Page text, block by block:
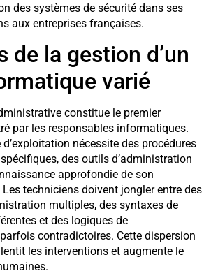
des systèmes de sécurité dans ses
aux entreprises françaises.
de la gestion d’un
varié
constitue le premier
par les responsables informatiques.
nécessite des procédures
des outils d’administration
approfondie de son
techniciens doivent jongler entre des
multiples, des syntaxes de
et des logiques de
contradictoires. Cette dispersion
les interventions et augmente le